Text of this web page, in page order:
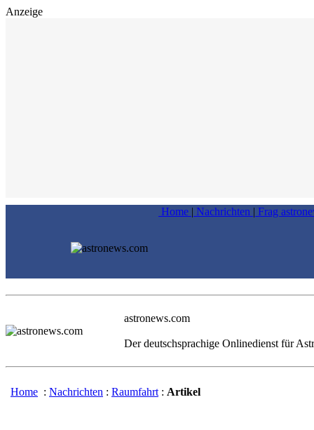
Anzeige
Home | Nachrichten | Frag
astronews.com
Der deutschsprachige Onlinedienst für
Home : Nachrichten : Raumfahrt : Artikel